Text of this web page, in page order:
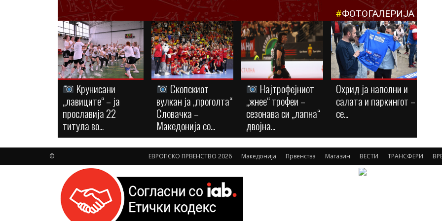
#ФОТОГАЛЕРИЈА
Kрунисани
„лавиците“ – ја
прославија 22
титула во...
Скопскиот
вулкан ја „проголта“
Словачка –
Македонија со...
Најтрофејниот
„жнее“ трофеи –
сезонава си „лапна“
двојна...
Охрид ја наполни и
салата и паркингот –
се...
ЕВРОПСКО ПРВЕНСТВО 2026 Македонија Првенства Магазин ВЕСТИ ТРАНСФЕРИ
©